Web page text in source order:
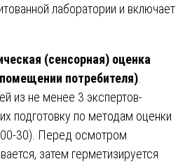
лаборатории и включает
(сенсорная) оценка
потребителя)
из не менее 3 экспертов-
подготовку по методам оценки
30). Перед осмотром
затем герметизируется